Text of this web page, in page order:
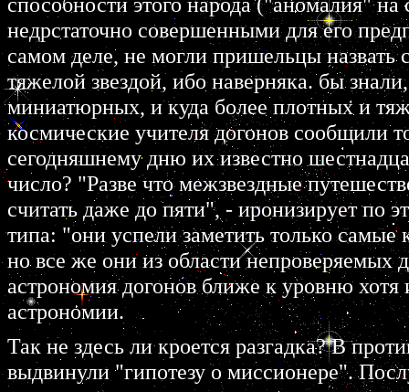
недрстаточно совершенными для его
самом деле, не могли пришельцы
тяжелой звездой, ибо наверняка. бы
миниатюрных, и куда более плотных и
космические учителя догонов сообщили
сегодняшнему дню их известно
число? "Разве что межзвездные
считать даже до пяти", - иронизирует по
типа: "они успели заметить только
но все же они из области
астрономия догонов ближе к уровню
астрономии.
Так не здесь ли кроется разгадка? В
выдвинули "гипотезу о миссионере".